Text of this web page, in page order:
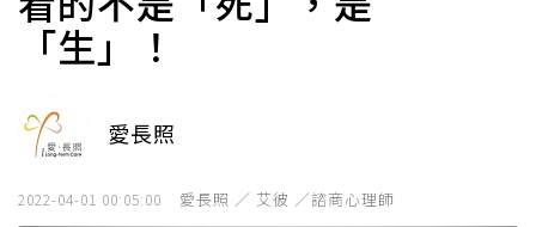
「生」！
愛長照
2022-04-01 00:05:00 愛長照 ／ 艾彼 ／諮商心理師